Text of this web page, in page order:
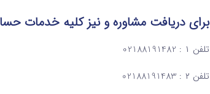
برای دریافت مشاوره و نیز کلیه خدمات
تلفن ۱ : 02188191482
تلفن ۲ : 02188191483